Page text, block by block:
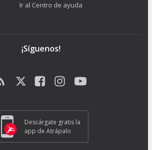
Ir al Centro de ayuda
¡Síguenos!
Descárgate gratis la
app de Atrápalo